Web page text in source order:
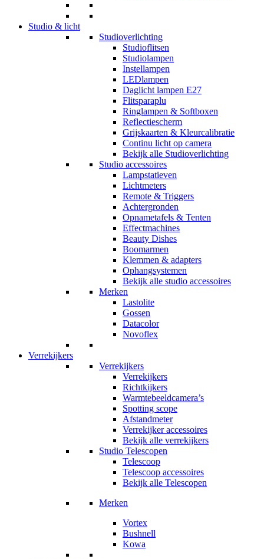
Studio & licht
Studioverlichting
Studioflitsen
Studiolampen
Instellampen
LEDlampen
Daglicht lampen E27
Flitsparaplu
Ringlampen & Softboxen
Reflectiescherm
Grijskaarten & Kleurcalibratie
Continu licht op camera
Bekijk alle Studioverlichting
Studio accessoires
Lampstatieven
Lichtmeters
Remote & Triggers
Achtergronden
Opnametafels & Tenten
Effectmachines
Beauty Dishes
Boomarmen
Klemmen & adapters
Ophangsystemen
Bekijk alle studio accessoires
Merken
Lastolite
Gossen
Datacolor
Novoflex
Verrekijkers
Verrekijkers
Verrekijkers
Richtkijkers
Warmtebeeldcamera’s
Spotting scope
Afstandmeter
Verrekijker accessoires
Bekijk alle verrekijkers
Studio Telescopen
Telescoop
Telescoop accessoires
Bekijk alle Telescopen
Merken
Vortex
Bushnell
Kowa